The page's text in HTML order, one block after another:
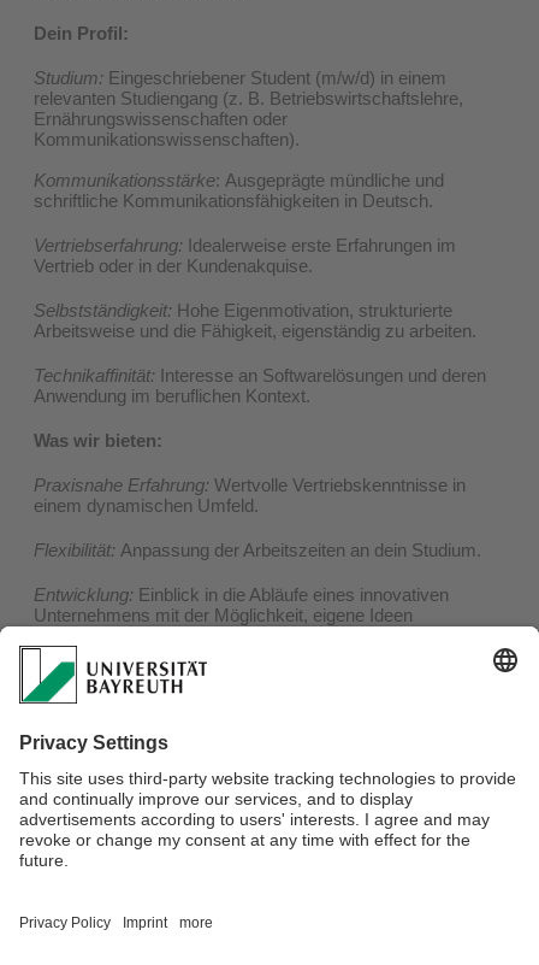
Dein Profil:
Studium: Eingeschriebener Student (m/w/d) in einem
relevanten Studiengang (z. B. Betriebswirtschaftslehre,
Ernährungswissenschaften oder
Kommunikationswissenschaften).
Kommunikationsstärke: Ausgeprägte mündliche und
schriftliche Kommunikationsfähigkeiten in Deutsch.
Vertriebserfahrung: Idealerweise erste Erfahrungen im
Vertrieb oder in der Kundenakquise.
Selbstständigkeit: Hohe Eigenmotivation, strukturierte
Arbeitsweise und die Fähigkeit, eigenständig zu arbeiten.
Technikaffinität: Interesse an Softwarelösungen und deren
Anwendung im beruflichen Kontext.
Was wir bieten:
Praxisnahe Erfahrung: Wertvolle Vertriebskenntnisse in
einem dynamischen Umfeld.
Flexibilität: Anpassung der Arbeitszeiten an dein Studium.
Entwicklung: Einblick in die Abläufe eines innovativen
Unternehmens mit der Möglichkeit, eigene Ideen
Vergütung:Attraktive Bezahlung und die Aussicht auf eine
langfristige Zusammenarbeit.
Interesse geweckt?
Dann werde Teil unseres Teams! Schicke deine Bewerbung
inklusive Lebenslauf und kurzem Motivationsschreiben
aninfo@kcalculator.de.